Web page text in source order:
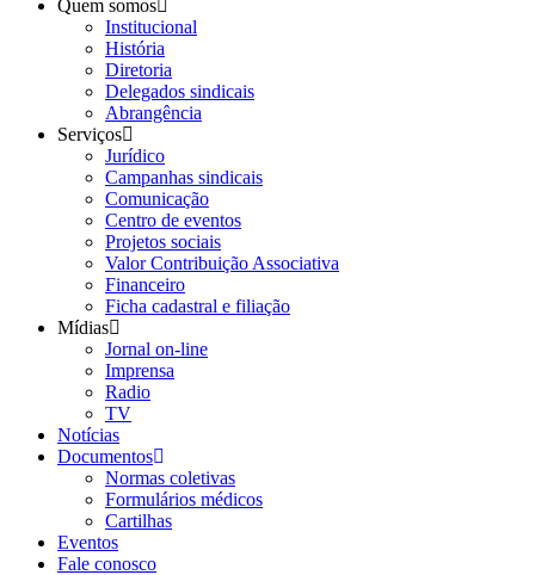
Quem somos
Institucional
História
Diretoria
Delegados sindicais
Abrangência
Serviços
Jurídico
Campanhas sindicais
Comunicação
Centro de eventos
Projetos sociais
Valor Contribuição Associativa
Financeiro
Ficha cadastral e filiação
Mídias
Jornal on-line
Imprensa
Radio
TV
Notícias
Documentos
Normas coletivas
Formulários médicos
Cartilhas
Eventos
Fale conosco